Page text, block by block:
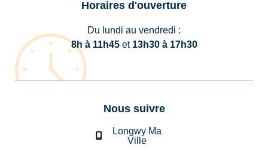
Horaires d'ouverture
Du lundi au vendredi :
8h à 11h45et 13h30 à 17h30
Nous suivre
Longwy Ma
Ville